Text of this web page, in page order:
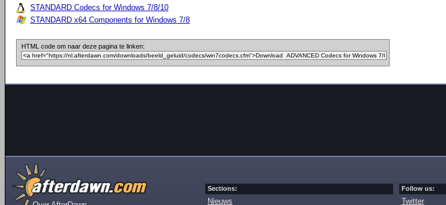
STANDARD Codecs for Windows 7/8/10
STANDARD x64 Components for Windows 7/8
HTML code om naar deze pagina te linken:
Sections:
Nieuws
Follow us:
Twitter